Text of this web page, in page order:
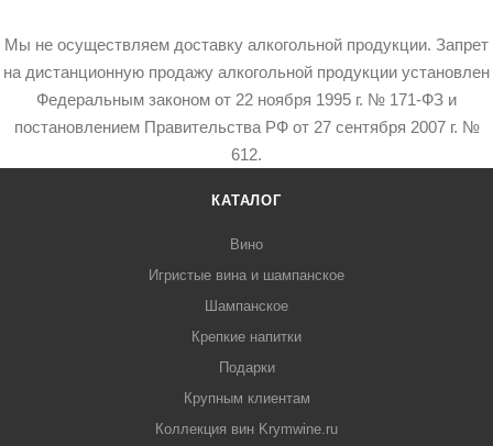
Мы не осуществляем доставку алкогольной продукции. Запрет
на дистанционную продажу алкогольной продукции установлен
Федеральным законом от 22 ноября 1995 г. № 171-ФЗ и
постановлением Правительства РФ от 27 сентября 2007 г. №
612.
КАТАЛОГ
Вино
Игристые вина и шампанское
Шампанское
Крепкие напитки
Подарки
Крупным клиентам
Коллекция вин Krymwine.ru